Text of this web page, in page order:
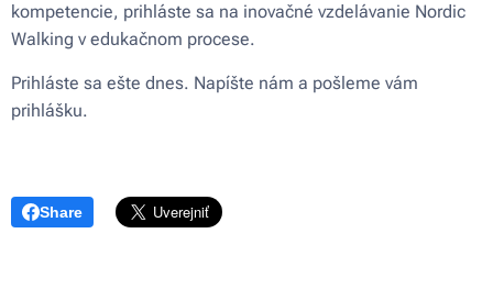
kompetencie, prihláste sa na inovačné vzdelávanie Nordic
Walking v edukačnom procese.
Prihláste sa ešte dnes. Napíšte nám a pošleme vám
prihlášku.
Share